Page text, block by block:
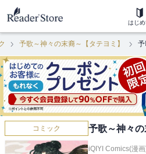
はじめ
予歌～神々の末裔～【タテヨミ】
コミック 予歌～神々
iQIYI Comics(漫